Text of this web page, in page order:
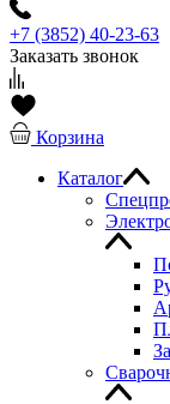
+7 (3852) 40-23-63
Заказать звонок
Корзина
Каталог